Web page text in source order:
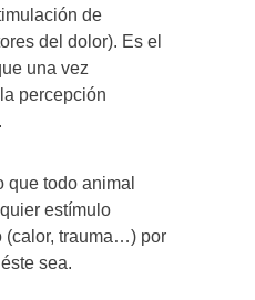
de
del dolor). Es el
una vez
percepción
que todo animal
estímulo
(calor, trauma…) por
sea.